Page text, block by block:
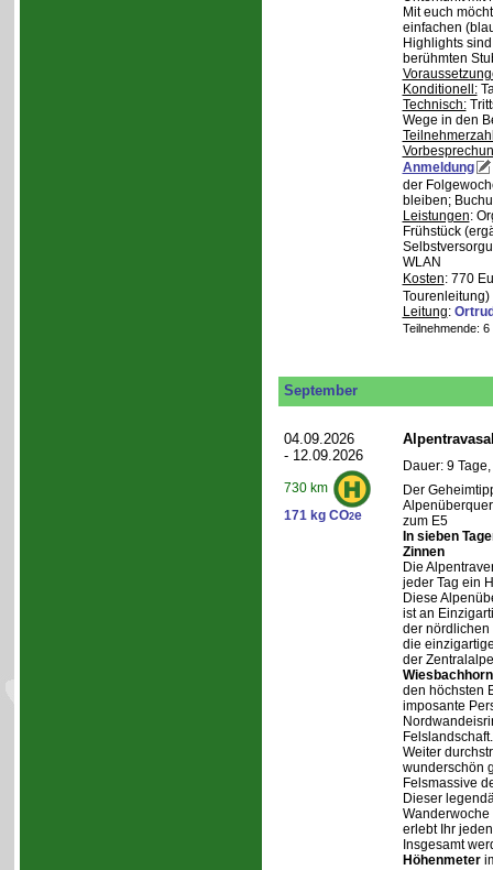
Mit euch
einfachen
Highlights
berühmten
Konditionell:
Technisch:
Wege in den
Anmeldung
der
bleiben;
Leistungen:
Frühstück
WLAN
Kosten: 770
Tourenleitung)
Leitung:
Teilnehmende:
September
04.09.2026
- 12.09.2026
730 km
171 kg CO2e
Dauer: 9
Der
zum E5
In sieben
Zinnen
Die
jeder Tag ein
Diese
ist an
der
die
der
den höchsten
imposante
Felslandschaft.
Weiter
wunderschön
Felsmassive
Dieser
erlebt Ihr
Insgesamt
Höhenmeter